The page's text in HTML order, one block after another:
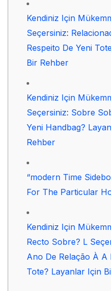
Kendiniz Için
Seçersiniz:
Respeito De Yeni
Bir Rehber
Kendiniz Için
Seçersiniz: Sobre
Yeni Handbag?
Rehber
“modern Time
For The Particular
Kendiniz Için
Recto Sobre? L
Ano De Relação À A
Tote? Layanlar Için